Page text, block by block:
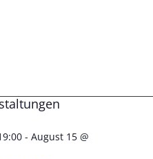
- August 15 @